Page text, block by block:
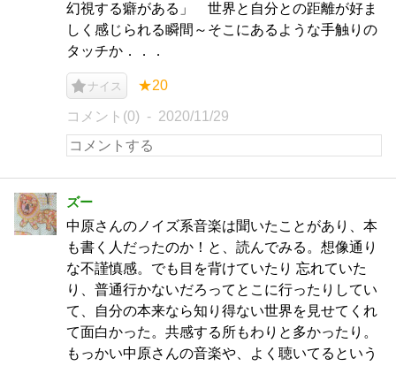
幻視する癖がある」 世界と自分との距離が好ま
しく感じられる瞬間～そこにあるような手触りの
タッチか．．．
ナイス ★20
コメント(0) 2020/11/29
ズー
中原さんのノイズ系音楽は聞いたことがあり、本
も書く人だったのか！と、読んでみる。想像通り
な不謹慎感。でも目を背けていたり 忘れていた
り、普通行かないだろってとこに行ったりしてい
て、自分の本来なら知り得ない世界を見せてくれ
て面白かった。共感する所もわりと多かったり。
もっかい中原さんの音楽や、よく聴いてるという